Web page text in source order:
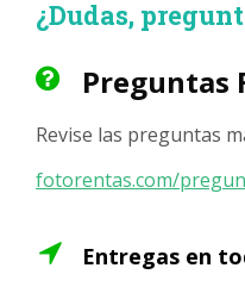
¿Dudas,
Preguntas
Revise las preguntas
fotorentas.com/
Entregas en